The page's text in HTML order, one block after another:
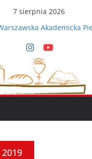
7 sierpnia 2026
Akademicka
Papież – Leon XIV
papież Franciszek
Galbas nowym
ks. prałat Kazimierz Apel